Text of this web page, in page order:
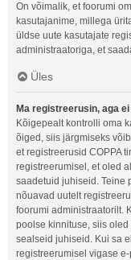
On võimalik, et foorumi
kasutajanime, millega
üldse uute kasutajate
administraatoriga, et
Üles
Ma registreerusin, aga
Kõigepealt kontrolli oma
õiged, siis järgmiseks
et registreerusid COPPA
registreerumisel, et oled
saadetuid juhiseid. Teine
nõuavad uutelt
foorumi administraatorilt.
poolse kinnituse, siis
sealseid juhiseid. Kui sa
registreerumisel vigase